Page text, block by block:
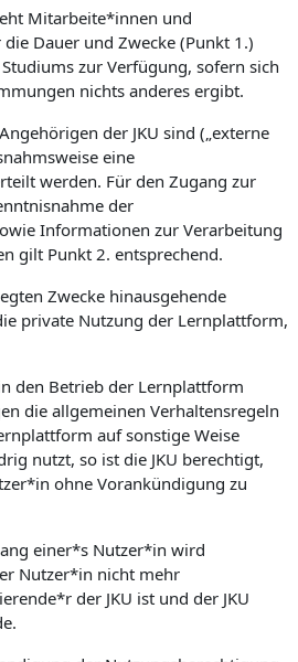
Mitarbeite*innen und
Dauer und Zwecke (Punkt 1.)
zur Verfügung, sofern sich
nichts anderes ergibt.
der JKU sind („externe
eine
werden. Für den Zugang zur
der
Informationen zur Verarbeitung
gilt Punkt 2. entsprechend.
Zwecke hinausgehende
private Nutzung der Lernplattform,
den Betrieb der Lernplattform
die allgemeinen Verhaltensregeln
auf sonstige Weise
nutzt, so ist die JKU berechtigt,
ohne Vorankündigung zu
einer*s Nutzer*in wird
Nutzer*in nicht mehr
der JKU ist und der JKU